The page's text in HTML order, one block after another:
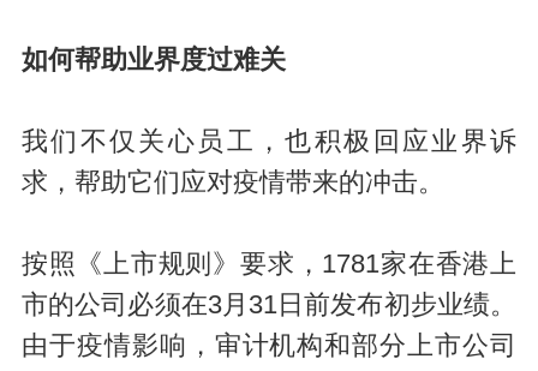
如何帮助业界度过难关
我们不仅关心员工，也积极回应业界诉
求，帮助它们应对疫情带来的冲击。
按照《上市规则》要求，1781家在香港上
市的公司必须在3月31日前发布初步业绩。
由于疫情影响，审计机构和部分上市公司